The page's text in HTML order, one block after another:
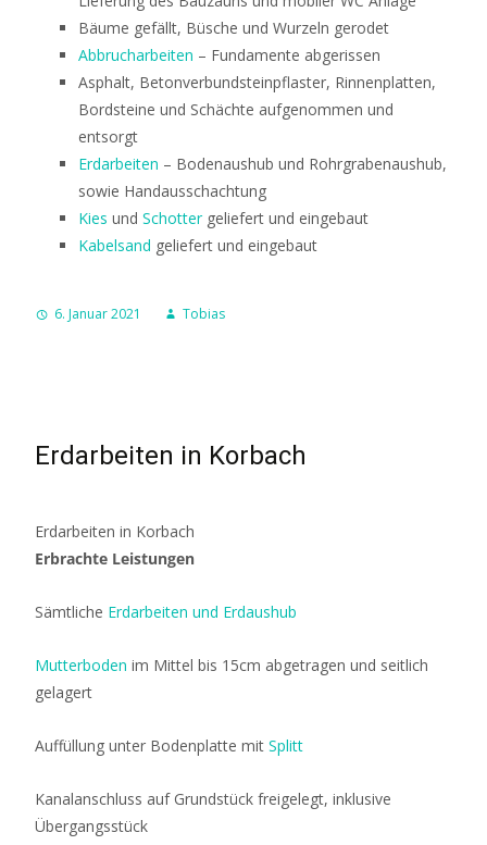
Bäume gefällt, Büsche und Wurzeln gerodet
Abbrucharbeiten – Fundamente abgerissen
Asphalt, Betonverbundsteinpflaster, Rinnenplatten,
Bordsteine und Schächte aufgenommen und
entsorgt
Erdarbeiten – Bodenaushub und Rohrgrabenaushub,
sowie Handausschachtung
Kies und Schottergeliefert und eingebaut
Kabelsand geliefert und eingebaut
6. Januar 2021 Tobias
Erdarbeiten in Korbach
Erdarbeiten in Korbach
Erbrachte Leistungen
Sämtliche Erdarbeiten und Erdaushub
Mutterboden im Mittel bis 15cm abgetragen und seitlich
gelagert
Auffüllung unter Bodenplatte mit Splitt
Kanalanschluss auf Grundstück freigelegt, inklusive
Übergangsstück